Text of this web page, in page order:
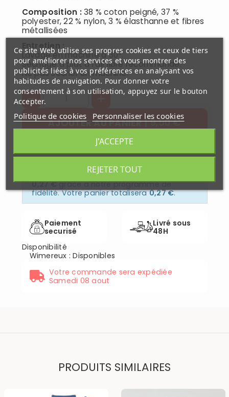
Composition :38 % coton peigné, 37 %
polyester, 22 % nylon, 3 % élasthanne et fibres
métallisées
Entretien :
Lavage en machine à 30°.
Séchage à plat à l’air libre recommandé.
Ne pas sécher en machine.
9,50 €
AJOUTER AU PANIER
En achetant ce produit vous gagnerez
0,27 €grâce à notre programme de
fidélité. Votre panier totalisera0,27 €.
Paiement
securisé
Livré sous
48H
Disponibilité
Wimereux :Disponibles
Votre commande sera expédiée
Samedi 08 aout
PRODUITS SIMILAIRES
Ce site Web utilise ses propres cookies et ceux de tiers
pour améliorer nos services et vous montrer des
publicités liées à vos préférences en analysant vos
habitudes de navigation. Pour donner votre
consentement à son utilisation, appuyez sur le bouton
Accepter.
Politique de cookies Personnaliser les cookies
REJETER TOUT
J'ACCEPTE